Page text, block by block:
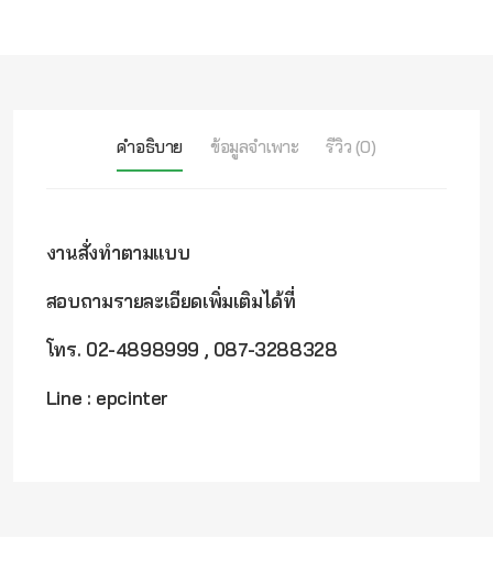
คำอธิบาย ข้อมูลจำเพาะ รีวิว (0)
งานสั่งทำตามแบบ
สอบถามรายละเอียดเพิ่มเติมได้ที่
โทร. 02-4898999 , 087-3288328
Line : epcinter